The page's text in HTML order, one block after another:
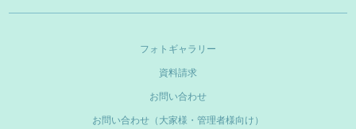
フォトギャラリー
資料請求
お問い合わせ
お問い合わせ（大家様・管理者様向け）